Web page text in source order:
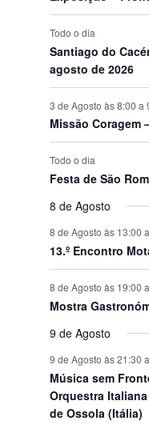
s
Todo o dia
Santiago do
agosto de 2026
3 de Agosto às 8:00 a
Missão Coragem
Todo o dia
Festa de São
8 de Agosto
8 de Agosto às 13:00 a
13.º Encontro
8 de Agosto às 19:00 a
Mostra
9 de Agosto
9 de Agosto às 21:30 a
Música sem
Orquestra
de Ossola (Itália)